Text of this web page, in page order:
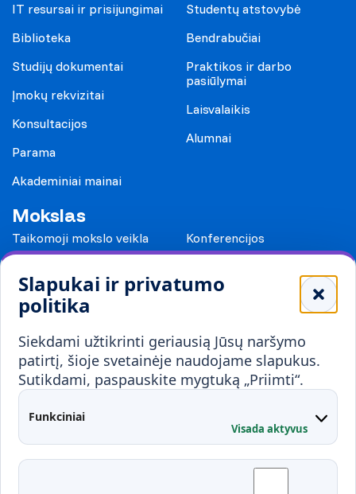
Slapukai ir privatumo
politika
Siekdami užtikrinti geriausią Jūsų naršymo
patirtį, šioje svetainėje naudojame slapukus.
Sutikdami, paspauskite mygtuką „Priimti“.
Funkciniai
Visada aktyvus
IT resursai ir prisijungimai
Biblioteka
Studijų dokumentai
Įmokų rekvizitai
Konsultacijos
Parama
Akademiniai mainai
Studentų atstovybė
Bendrabučiai
Praktikos ir darbo
pasiūlymai
Laisvalaikis
Alumnai
Mokslas
Taikomoji mokslo veikla
Konferencijos
Mokykloms
Visuomenei ir verslui
Mokymai ir konsultavimas
Partnerystės
Karjera
Kontaktai
Administracija
Fakultetai
Studentų atstovybė